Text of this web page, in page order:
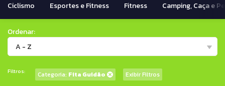
Ciclismo Esportes e Fitness Fitness Camping, Caça e
Ordenar:
A - Z
Filtros: Categoria: Fita Guidão Exibir Filtros